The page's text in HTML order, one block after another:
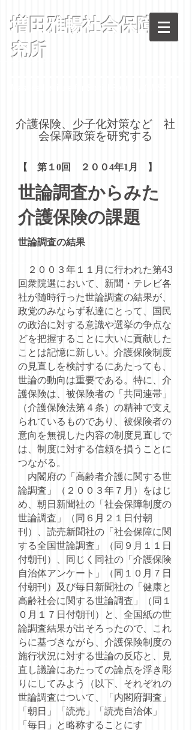
増田雅暢社会保障研
究所
​介護保険、少子化対策など 社
会保障政策を研究する
【 第１0回 ２００4年1月 】
世論調査からみた
介護保険の課題
世論調査の結果
２００３年１１月に行われた第43
回衆院選において、新聞・テレビ各
社が随時行った世論調査の結果が、
政党のみならず私達にとって、国民
の政治に対する意識や選挙の争点な
どを把握することに大いに貢献した
ことは記憶に新しい。介護保険制度
の見直しを検討するにあたっても、
世論の動向は重要である。特に、介
護保険は、被保険者の「共同連帯」
（介護保険法第４条）の精神で支え
られているものであり、被保険者の
意向を無視した内容の制度見直しで
は、制度に対する信頼を損うことに
つながる。
内閣府の「高齢者介護に関する世
論調査」（２００３年７月）をはじ
め、朝日新聞社の「社会保障制度の
世論調査」（同６月２１日付朝
刊）、読売新聞社の「社会保障に関
する全国世論調査」（同９月１１日
付朝刊）、同じく同社の「介護保険
自治体アンケート」（同１０月７日
付朝刊）及び毎日新聞社の「健康と
高齢社会に関する世論調査」（同１
０月１７日付朝刊）と、全国紙の世
論調査結果が出そろったので、これ
らに基づきながら、介護保険制度の
施行状況に対する世論の反応と、見
直し議論にあたっての論点を浮き彫
りにしてみよう（以下、それぞれの
世論調査について、「内閣府調査」
「朝日」「読売」「読売自治体」
「毎日」と略称することにす